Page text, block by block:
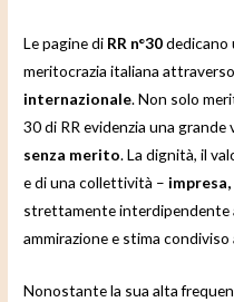
Le pagine di RR n°30dedicano
meritocrazia italiana
internazionale. Non solo
30 di RR evidenzia una grande
senza merito. La dignità, il
e di una collettività –
strettamente interdipendente
ammirazione e stima
Nonostante la sua alta